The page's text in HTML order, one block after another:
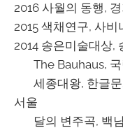
2016 사월의 동행,
2015 색채연구, 사비
2014 송은미술대상,
The Bauhaus, 국
세종대왕, 한글문
서울
달의 변주곡, 백남